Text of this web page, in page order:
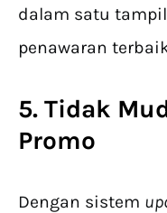
dalam satu
penawaran
5. Tidak
Promo
Dengan sistem